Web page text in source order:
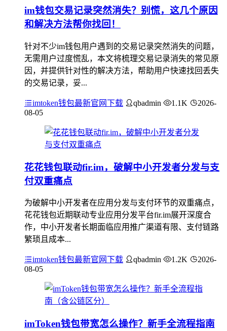
im钱包交易记录突然消失？别慌，这几个原因
和解决方法帮你找回！
针对不少im钱包用户遇到的交易记录突然消失的问题，
无需用户过度慌乱，本文将梳理交易记录消失的常见原
因，并提供针对性的解决方法，帮助用户快速找回丢失
的交易记录，妥...
imtoken钱包最新官网下载 qbadmin 1.1K
2026-
08-05
花花钱包联动fir.im，破解中小开发者分发与支
付双重痛点
为破解中小开发者在应用分发与支付环节的双重痛点，
花花钱包近期联动专业应用分发平台fir.im展开深度合
作，中小开发者长期面临应用推广渠道有限、支付链路
繁琐且成本...
imtoken钱包最新官网下载 qbadmin 1.2K
2026-
08-05
imToken钱包带宽怎么操作？新手全流程指南